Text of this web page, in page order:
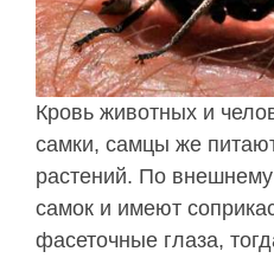
Кровь животных и
самки, самцы же
растений. По
самок и имеют
фасеточные глаза,